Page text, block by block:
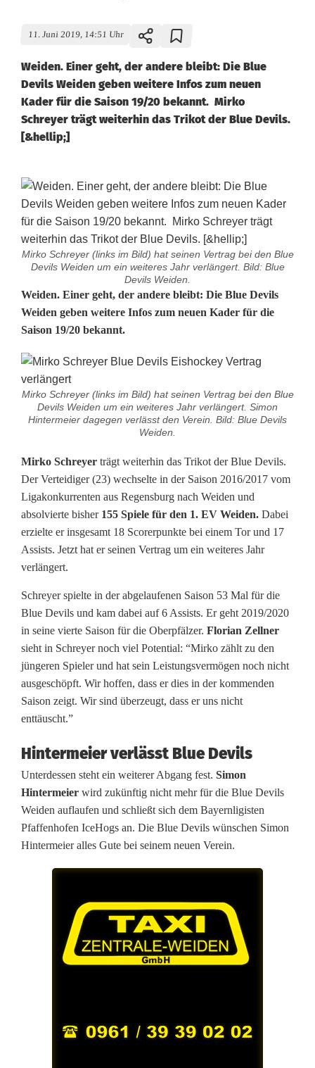
11. Juni 2019, 14:51 Uhr
Weiden. Einer geht, der andere bleibt: Die Blue
Devils Weiden geben weitere Infos zum neuen
Kader für die Saison 19/20 bekannt. Mirko
Schreyer trägt weiterhin das Trikot der Blue Devils.
[&hellip;]
Mirko Schreyer (links im Bild) hat seinen Vertrag bei den Blue
Devils Weiden um ein weiteres Jahr verlängert. Bild: Blue
Devils Weiden.
B
l
u
e
v
i
l
s
K
a
d
e
r
:
E
i
n
e
r
Weiden. Einer geht, der andere bleibt: Die Blue Devils
Weiden geben weitere Infos zum neuen Kader für die
Saison 19/20 bekannt.
Mirko Schreyer (links im Bild) hat seinen Vertrag bei den Blue
Devils Weiden um ein weiteres Jahr verlängert. Simon
Hintermeier dagegen verlässt den Verein. Bild: Blue Devils
Weiden.
Mirko Schreyer trägt weiterhin das Trikot der Blue Devils.
Der Verteidiger (23) wechselte in der Saison 2016/2017 vom
Ligakonkurrenten aus Regensburg nach Weiden und
absolvierte bisher 155 Spiele für den 1. EV Weiden. Dabei
erzielte er insgesamt 18 Scorerpunkte bei einem Tor und 17
Assists. Jetzt hat er seinen Vertrag um ein weiteres Jahr
verlängert.
Schreyer spielte in der abgelaufenen Saison 53 Mal für die
Blue Devils und kam dabei auf 6 Assists. Er geht 2019/2020
in seine vierte Saison für die Oberpfälzer. Florian Zellner
sieht in Schreyer noch viel Potential: “Mirko zählt zu den
jüngeren Spieler und hat sein Leistungsvermögen noch nicht
ausgeschöpft. Wir hoffen, dass er dies in der kommenden
Saison zeigt. Wir sind überzeugt, dass er uns nicht
enttäuscht.”
Hintermeier verlässt Blue Devils
Unterdessen steht ein weiterer Abgang fest. Simon
Hintermeier wird zukünftig nicht mehr für die Blue Devils
Weiden auflaufen und schließt sich dem Bayernligisten
Pfaffenhofen IceHogs an. Die Blue Devils wünschen Simon
Hintermeier alles Gute bei seinem neuen Verein.